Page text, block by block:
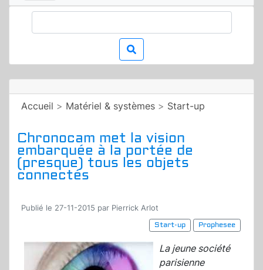
Accueil > Matériel & systèmes > Start-up
Chronocam met la vision
embarquée à la portée de
(presque) tous les objets
connectés
Publié le 27-11-2015 par Pierrick Arlot
Start-up
Prophesee
La jeune société
parisienne